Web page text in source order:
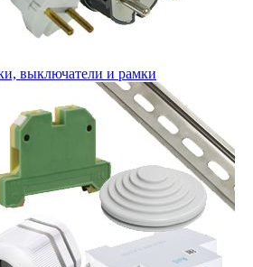
выключатели и рамки